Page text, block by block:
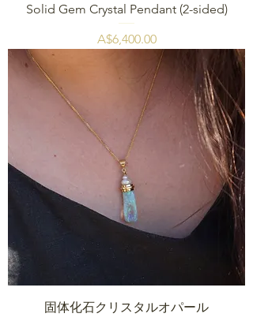
Solid Gem Crystal Pendant (2-sided)
価格
A$6,400.00
固体化石クリスタルオパール